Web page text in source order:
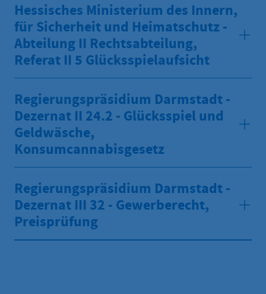
Hessisches Ministerium des Innern,
für Sicherheit und Heimatschutz -
Abteilung II Rechtsabteilung,
Referat II 5 Glücksspielaufsicht
Regierungspräsidium Darmstadt -
Dezernat II 24.2 - Glücksspiel und
Geldwäsche,
Konsumcannabisgesetz
Regierungspräsidium Darmstadt -
Dezernat III 32 - Gewerberecht,
Preisprüfung